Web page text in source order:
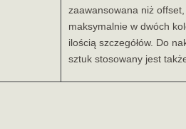
zaawansowana niż
maksymalnie w dwóch
ilością szczegółów. Do
sztuk stosowany jest